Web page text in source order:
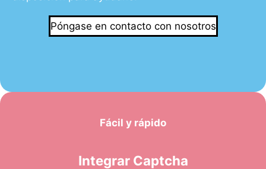
Póngase en contacto con nosotros
Fácil y rápido
Integrar Captcha